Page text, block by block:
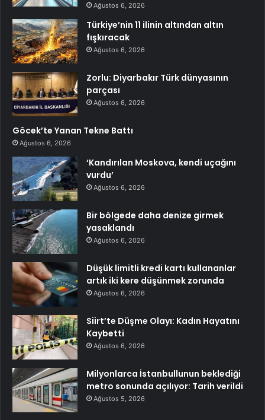
Ağustos 6, 2026
Türkiye’nin 11 ilinin altından altın
fışkıracak
Ağustos 6, 2026
Zorlu: Diyarbakır Türk dünyasının
parçası
Ağustos 6, 2026
Göcek’te Yanan Tekne Battı
Ağustos 6, 2026
‘Kandırılan Moskova, kendi uçağını
vurdu’
Ağustos 6, 2026
Bir bölgede daha denize girmek
yasaklandı
Ağustos 6, 2026
Düşük limitli kredi kartı kullananlar
artık iki kere düşünmek zorunda
Ağustos 6, 2026
Siirt’te Düşme Olayı: Kadın Hayatını
Kaybetti
Ağustos 6, 2026
Milyonlarca İstanbullunun beklediği
metro sonunda açılıyor: Tarih verildi
Ağustos 5, 2026